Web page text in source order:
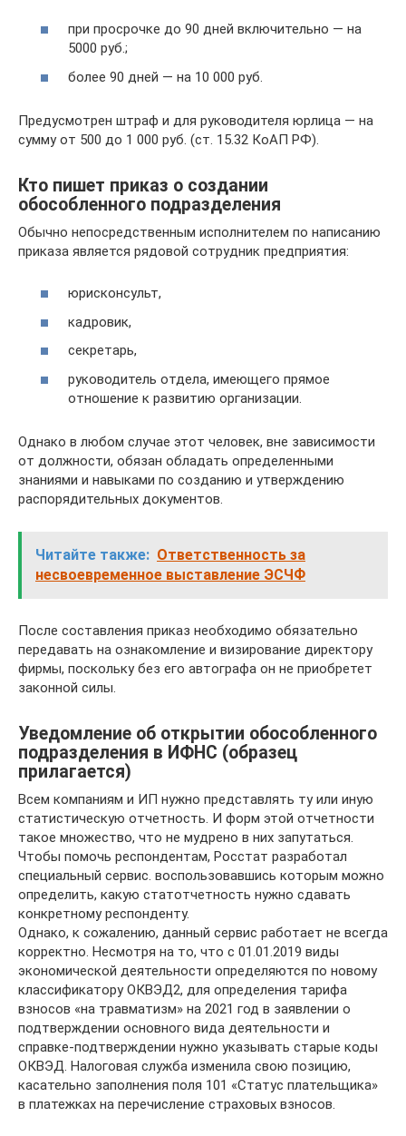
при просрочке до 90 дней включительно — на
5000 руб.;
более 90 дней — на 10 000 руб.
Предусмотрен штраф и для руководителя юрлица — на
сумму от 500 до 1 000 руб. (ст. 15.32 КоАП РФ).
Кто пишет приказ о создании
обособленного подразделения
Обычно непосредственным исполнителем по написанию
приказа является рядовой сотрудник предприятия:
юрисконсульт,
кадровик,
секретарь,
руководитель отдела, имеющего прямое
отношение к развитию организации.
Однако в любом случае этот человек, вне зависимости
от должности, обязан обладать определенными
знаниями и навыками по созданию и утверждению
распорядительных документов.
Читайте также: Ответственность за
несвоевременное выставление ЭСЧФ
После составления приказ необходимо обязательно
передавать на ознакомление и визирование директору
фирмы, поскольку без его автографа он не приобретет
законной силы.
Уведомление об открытии обособленного
подразделения в ИФНС (образец
прилагается)
Всем компаниям и ИП нужно представлять ту или иную
статистическую отчетность. И форм этой отчетности
такое множество, что не мудрено в них запутаться.
Чтобы помочь респондентам, Росстат разработал
специальный сервис. воспользовавшись которым можно
определить, какую статотчетность нужно сдавать
конкретному респонденту.
Однако, к сожалению, данный сервис работает не всегда
корректно. Несмотря на то, что с 01.01.2019 виды
экономической деятельности определяются по новому
классификатору ОКВЭД2, для определения тарифа
взносов «на травматизм» на 2021 год в заявлении о
подтверждении основного вида деятельности и
справке-подтверждении нужно указывать старые коды
ОКВЭД. Налоговая служба изменила свою позицию,
касательно заполнения поля 101 «Статус плательщика»
в платежках на перечисление страховых взносов.